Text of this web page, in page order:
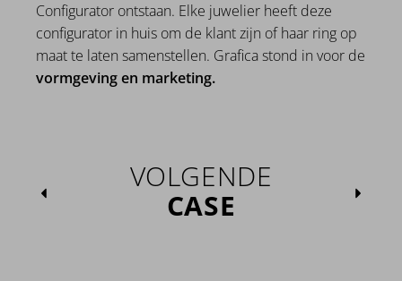
Configurator ontstaan. Elke juwelier heeft deze
configurator in huis om de klant zijn of haar ring op
maat te laten samenstellen. Grafica stond in voor de
vormgeving en marketing.
VOLGENDE
CASE